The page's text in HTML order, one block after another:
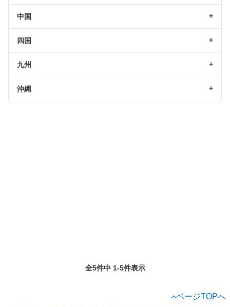
中国
四国
九州
沖縄
全5件中 1-5件表示
ページTOPへ